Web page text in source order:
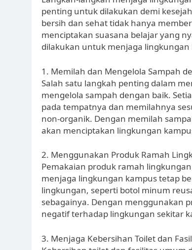
penting untuk dilakukan demi
bersih dan sehat tidak hanya
menciptakan suasana belajar yang
dilakukan untuk menjaga
1. Memilah dan Mengelola Sampah
Salah satu langkah penting dalam
mengelola sampah dengan baik.
pada tempatnya dan memilahnya
non-organik. Dengan memilah
akan menciptakan lingkungan
2. Menggunakan Produk Ramah
Pemakaian produk ramah
menjaga lingkungan kampus tetap
lingkungan, seperti botol minum
sebagainya. Dengan menggunakan
negatif terhadap lingkungan sekitar
3. Menjaga Kebersihan Toilet dan